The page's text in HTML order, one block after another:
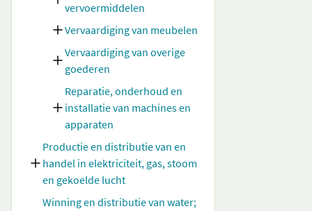
vervoermiddelen
Vervaardiging van meubelen
Vervaardiging van overige
goederen
Reparatie, onderhoud en
installatie van machines en
apparaten
Productie en distributie van en
handel in elektriciteit, gas, stoom
en gekoelde lucht
Winning en distributie van water;